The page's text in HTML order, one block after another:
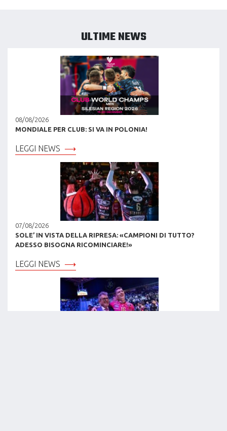
ULTIME NEWS
08/08/2026
MONDIALE PER CLUB: SI VA IN POLONIA!
LEGGI NEWS
07/08/2026
SOLE’ IN VISTA DELLA RIPRESA: «CAMPIONI DI TUTTO?
ADESSO BISOGNA RICOMINCIARE!»
LEGGI NEWS